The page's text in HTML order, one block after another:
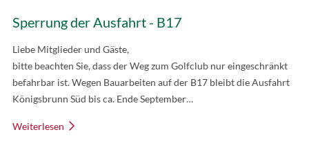
Sperrung der Ausfahrt - B17
Liebe Mitglieder und Gäste,
bitte beachten Sie, dass der Weg zum Golfclub nur eingeschränkt
befahrbar ist. Wegen Bauarbeiten auf der B17 bleibt die Ausfahrt
Königsbrunn Süd bis ca. Ende September…
Weiterlesen